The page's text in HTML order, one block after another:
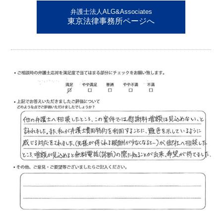
弁護士法人ALG&Associates
東京法律事務所ページへ